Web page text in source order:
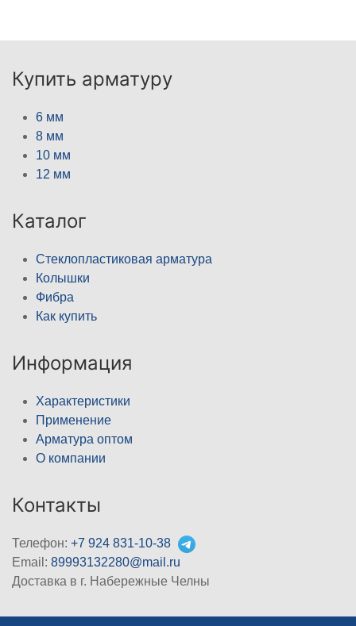
Купить арматуру
6 мм
8 мм
10 мм
12 мм
Каталог
Стеклопластиковая арматура
Колышки
Фибра
Как купить
Информация
Характеристики
Применение
Арматура оптом
О компании
Контакты
Телефон: +7 924 831-10-38
Email: 89993132280@mail.ru
Доставка в г. Набережные Челны